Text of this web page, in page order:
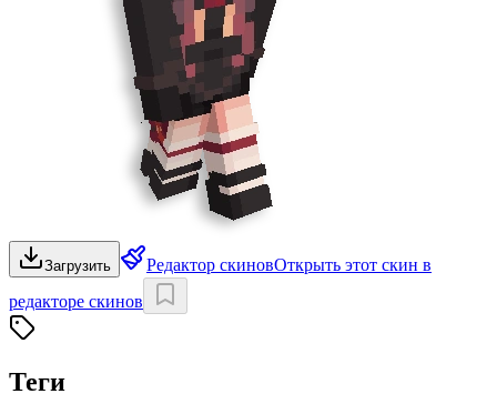
Загрузить Редактор скиновОткрыть этот скин в
редакторе скинов
Теги